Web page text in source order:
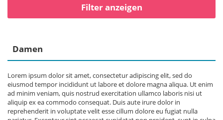
Filter anzeigen
Damen
Lorem ipsum dolor sit amet, consectetur adipiscing elit, sed do
eiusmod tempor incididunt ut labore et dolore magna aliqua. Ut enim
ad minim veniam, quis nostrud exercitation ullamco laboris nisi ut
aliquip ex ea commodo consequat. Duis aute irure dolor in
reprehenderit in voluptate velit esse cillum dolore eu fugiat nulla